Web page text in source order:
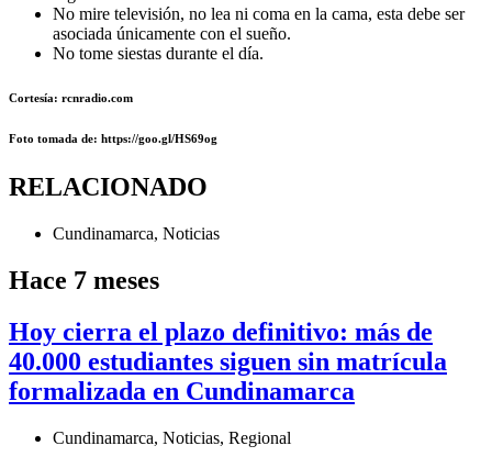
No mire televisión, no lea ni coma en la cama, esta debe ser
asociada únicamente con el sueño.
No tome siestas durante el día.
Cortesía: rcnradio.com
Foto tomada de: https://goo.gl/HS69og
RELACIONADO
Cundinamarca, Noticias
Hace 7 meses
Hoy cierra el plazo definitivo: más de
40.000 estudiantes siguen sin matrícula
formalizada en Cundinamarca
Cundinamarca, Noticias, Regional